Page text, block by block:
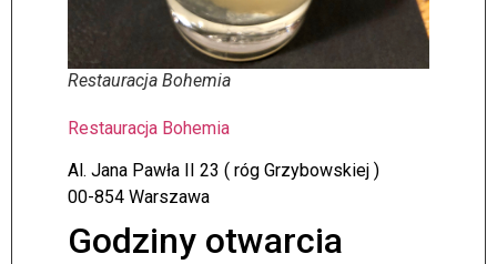
Restauracja Bohemia
Restauracja Bohemia
Al. Jana Pawła II 23 ( róg Grzybowskiej )
00-854 Warszawa
Godziny otwarcia